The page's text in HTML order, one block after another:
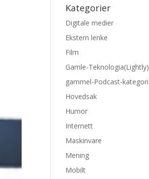
Kategorier
Digitale medier
Ekstern lenke
Film
Gamle-Teknologia(Lightly)
gammel-Podcast-kategori
Hovedsak
Humor
Internett
Maskinvare
Mening
Mobilt